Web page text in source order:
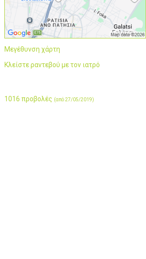
Μεγέθυνση χάρτη
Κλείστε ραντεβού με τον ιατρό
1016 προβολές (από 27/05/2019)